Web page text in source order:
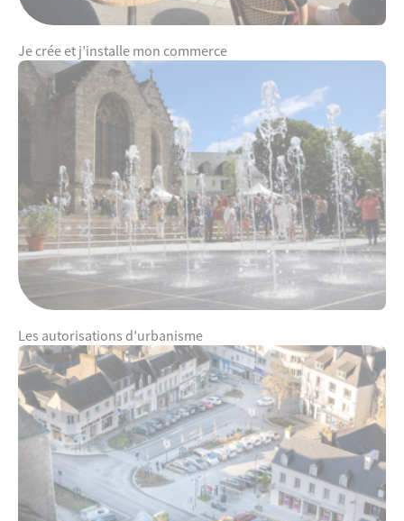
Je crée et j’installe mon commerce
Les autorisations d’urbanisme